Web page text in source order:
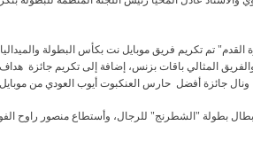
تم تكريم فريق موبايل نت بكأس البطولة
المثالي باقات بزنس، إضافة إلى تكريم جائزة
ونال جائزة أفضل حارس العنكبوت أيوب العودي من
بطولة "الشطرنج" للرجال، وأستطاع منصور راوح